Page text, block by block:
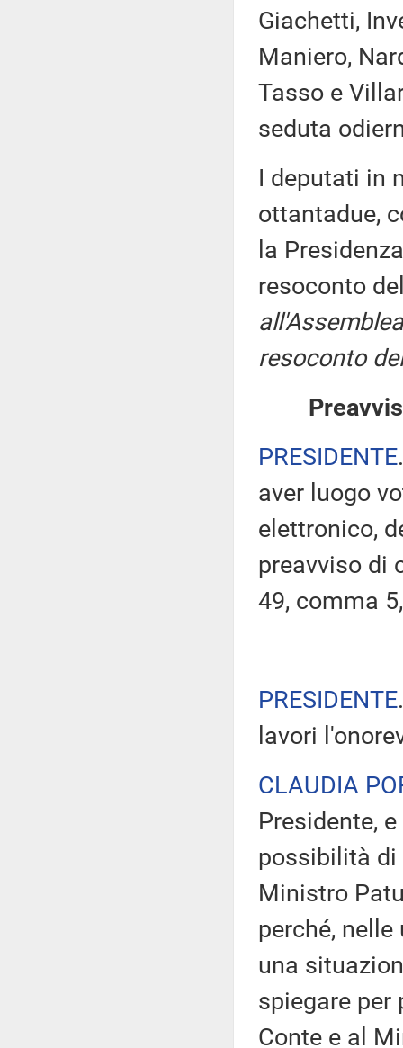
Giachetti,
Maniero,
Tasso e
seduta
I deputati in
ottantadue,
la
resoconto
resoconto
PRESIDENTE
aver luogo
elettronico,
preavviso di
49, comma
PRESIDENTE
lavori
CLAUDIA
Presidente,
possibilità di
Ministro
perché,
una
spiegare per
Conte e al